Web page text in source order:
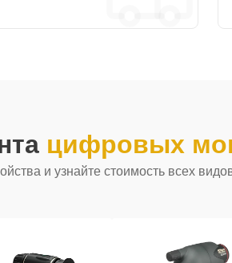
цифровых
и узнайте стоимость всех